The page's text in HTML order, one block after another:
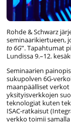
Rohde & Schwarz
seminaarikiertueen,
to 6G”. Tapahtumat
Lundissa 9.–12.
Seminaarien
sukupolven 6G-
maanpäälliset
yksityisverkkojen
teknologiat kuten
ISAC-ratkaisut
verkko toimii